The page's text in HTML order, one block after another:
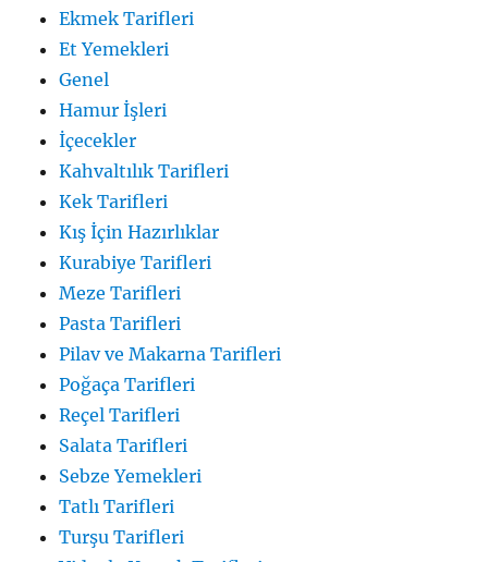
Ekmek Tarifleri
Et Yemekleri
Genel
Hamur İşleri
İçecekler
Kahvaltılık Tarifleri
Kek Tarifleri
Kış İçin Hazırlıklar
Kurabiye Tarifleri
Meze Tarifleri
Pasta Tarifleri
Pilav ve Makarna Tarifleri
Poğaça Tarifleri
Reçel Tarifleri
Salata Tarifleri
Sebze Yemekleri
Tatlı Tarifleri
Turşu Tarifleri